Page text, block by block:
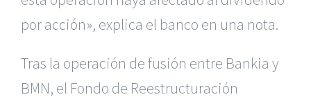
por acción», explica el banco en una nota.
Tras la operación de fusión entre Bankia y
BMN, el Fondo de Reestructuración